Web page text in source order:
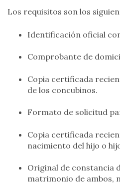
Los requisitos son los
Identificación oficial
Comprobante de
Copia certificada
de los concubinos.
Formato de solicitud
Copia certificada
nacimiento del hijo o
Original de constancia
matrimonio de ambos,